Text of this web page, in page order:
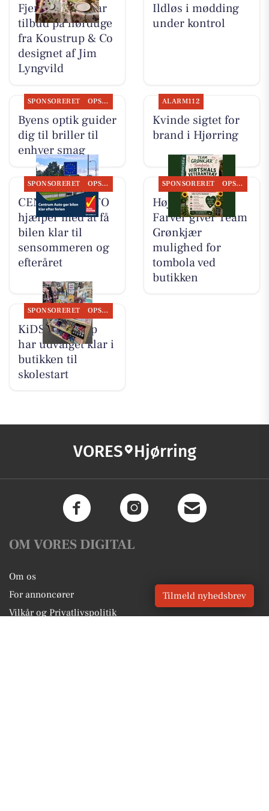
Fjerrenseriet har
tilbud på hørduge
fra Koustrup & Co
designet af Jim
Lyngvild
Ildløs i mødding
under kontrol
SPONSORERET OPSLAGSTAVLEN
Byens optik guider
dig til briller til
enhver smag
ALARM112
Kvinde sigtet for
brand i Hjørring
SPONSORERET OPSLAGSTAVLEN
CENTRUM AUTO
hjælper med at få
bilen klar til
sensommeren og
efteråret
SPONSORERET OPSLAGSTAVLEN
Høj Data/Høj
Farver giver Team
Grønkjær
mulighed for
tombola ved
butikken
SPONSORERET OPSLAGSTAVLEN
KiDS Coolshop
har udvalget klar i
butikken til
skolestart
VORES Hjørring
OM VORES DIGITAL
Om os
For annoncører
Vilkår og Privatlivspolitik
Tilmeld nyhedsbrev